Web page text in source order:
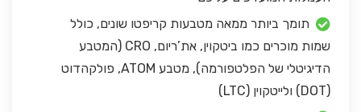
תומך ביותר ממאה מטבעות קריפטו שונים, כולל
שמות מוכרים כמו ביטקוין, את’ריום, CRO (המטבע
הדיגיטלי של הפלטפורמה), מטבע ATOM, פולקהדוט
(DOT) ולייטקוין (LTC)